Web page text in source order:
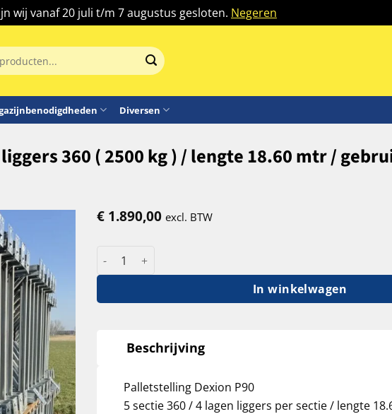
wij vanaf 20 juli t/m 7 augustus gesloten. Negeren
Diversen
360 ( 2500 kg ) / lengte 18.60 mtr /
€ 1.890,00 excl. BTW
Palletstelling Dexion P90 600x110 diep / liggers 360 (
In winkelwagen
Beschrijving
Palletstelling Dexion P90
5 sectie 360 / 4 lagen liggers per sectie / lengte